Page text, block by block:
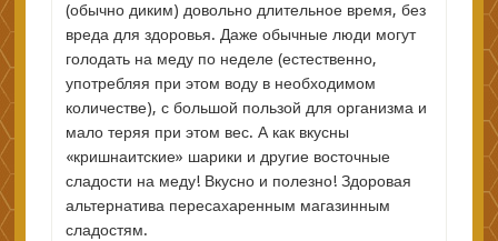
(обычно диким) довольно длительное время, без
вреда для здоровья. Даже обычные люди могут
голодать на меду по неделе (естественно,
употребляя при этом воду в необходимом
количестве), с большой пользой для организма и
мало теряя при этом вес. А как вкусны
«кришнаитские» шарики и другие восточные
сладости на меду! Вкусно и полезно! Здоровая
альтернатива пересахаренным магазинным
сладостям.